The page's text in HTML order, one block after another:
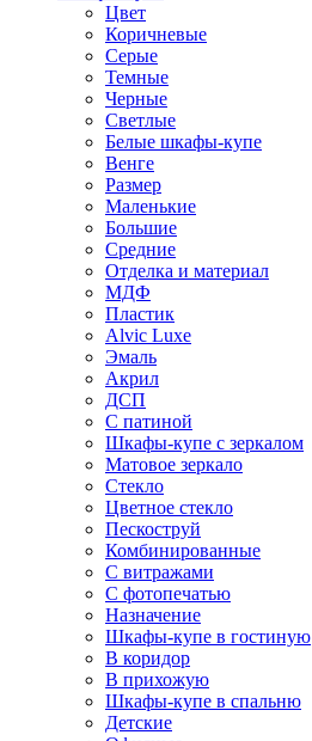
Цвет
Коричневые
Серые
Темные
Черные
Светлые
Белые шкафы-купе
Венге
Размер
Маленькие
Большие
Средние
Отделка и материал
МДФ
Пластик
Alvic Luxe
Эмаль
Акрил
ДСП
С патиной
Шкафы-купе с зеркалом
Матовое зеркало
Стекло
Цветное стекло
Пескоструй
Комбинированные
С витражами
С фотопечатью
Назначение
Шкафы-купе в гостиную
В коридор
В прихожую
Шкафы-купе в спальню
Детские